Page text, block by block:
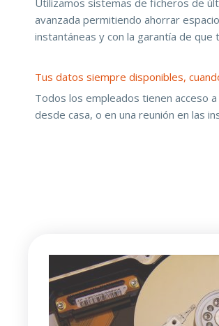
Utilizamos sistemas de ficheros de
avanzada permitiendo ahorrar
instantáneas y con la garantía de
Tus datos siempre disponibles,
Todos los empleados tienen acceso
desde casa, o en una reunión en las